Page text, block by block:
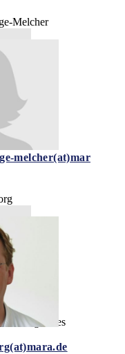
Melcher
melcher(at)mar